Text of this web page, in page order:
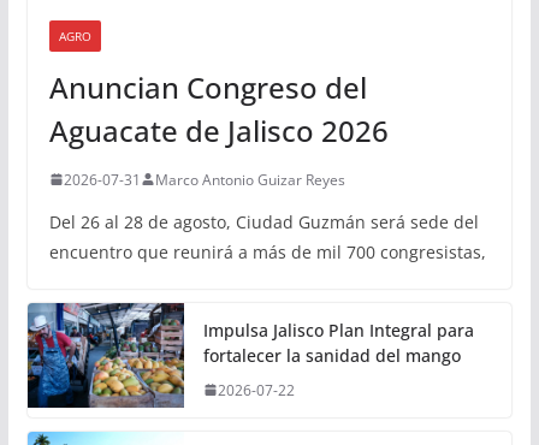
AGRO
Anuncian Congreso del
Aguacate de Jalisco 2026
2026-07-31 Marco Antonio Guizar Reyes
Del 26 al 28 de agosto, Ciudad Guzmán será sede del
encuentro que reunirá a más de mil 700 congresistas,
Impulsa Jalisco Plan Integral para
fortalecer la sanidad del mango
2026-07-22